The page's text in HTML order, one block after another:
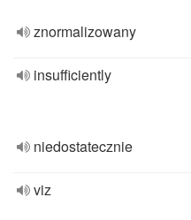
znormalizowany
insufficiently
niedostatecznie
viz